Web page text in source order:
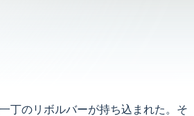
丁のリボルバーが持ち込まれた。そ